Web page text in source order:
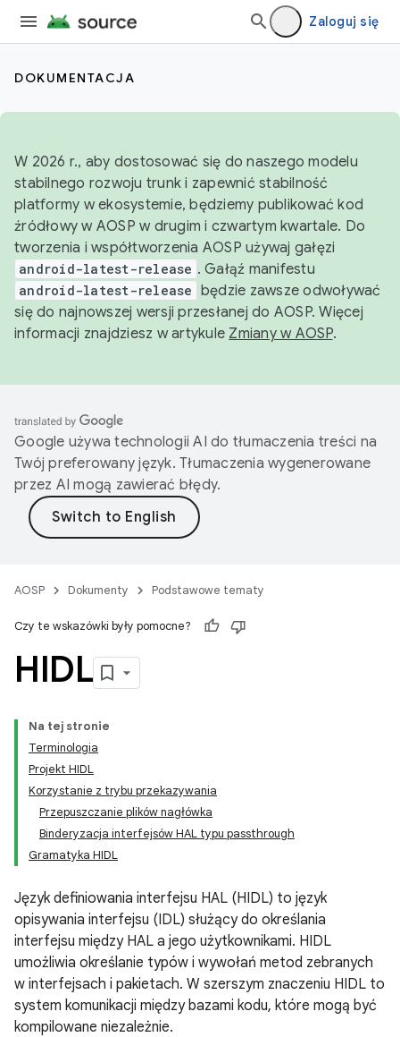
Zaloguj się
DOKUMENTACJA
W 2026 r., aby dostosować się do naszego modelu
stabilnego rozwoju trunk i zapewnić stabilność
platformy w ekosystemie, będziemy publikować kod
źródłowy w AOSP w drugim i czwartym kwartale. Do
tworzenia i współtworzenia AOSP używaj gałęzi
android-latest-release . Gałąź manifestu
android-latest-release będzie zawsze odwoływać
się do najnowszej wersji przesłanej do AOSP. Więcej
informacji znajdziesz w artykule Zmiany w AOSP.
Google używa technologii AI do tłumaczenia treści na
Twój preferowany język. Tłumaczenia wygenerowane
przez AI mogą zawierać błędy.
AOSP Dokumenty Podstawowe tematy
Czy te wskazówki były pomocne?
HIDL
Na tej stronie
Terminologia
Projekt HIDL
Korzystanie z trybu przekazywania
Przepuszczanie plików nagłówka
Binderyzacja interfejsów HAL typu passthrough
Gramatyka HIDL
Język definiowania interfejsu HAL (HIDL) to język
opisywania interfejsu (IDL) służący do określania
interfejsu między HAL a jego użytkownikami. HIDL
umożliwia określanie typów i wywołań metod zebranych
w interfejsach i pakietach. W szerszym znaczeniu HIDL to
system komunikacji między bazami kodu, które mogą być
kompilowane niezależnie.